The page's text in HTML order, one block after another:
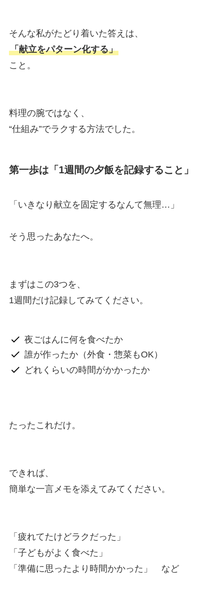
そんな私がたどり着いた答えは、
「献立をパターン化する」
こと。
料理の腕ではなく、
“仕組み”でラクする方法でした。
第一歩は「1週間の夕飯を記録すること」
「いきなり献立を固定するなんて無理…」
そう思ったあなたへ。
まずはこの3つを、
1週間だけ記録してみてください。
夜ごはんに何を食べたか
誰が作ったか（外食・惣菜もOK）
どれくらいの時間がかかったか
たったこれだけ。
できれば、
簡単な一言メモを添えてみてください。
「疲れてたけどラクだった」
「子どもがよく食べた」
「準備に思ったより時間かかった」 など